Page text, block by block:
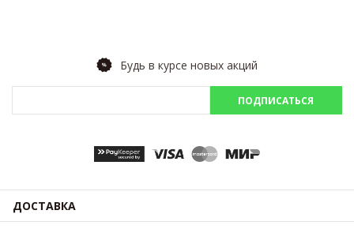
Будь в курсе новых акций
ПОДПИСАТЬСЯ
ДОСТАВКА